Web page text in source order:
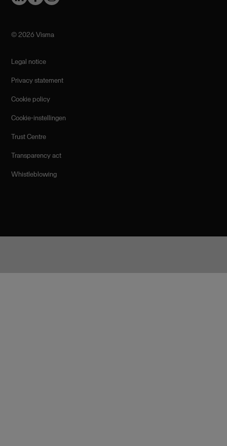
©️ 2026 Visma
Legal notice
Privacy statement
Cookie policy
Cookie-instellingen
Trust Centre
Transparency act
Whistleblowing